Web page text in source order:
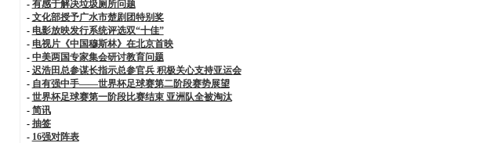
- 有感于解决垃圾厕所问题
- 文化部授予广水市楚剧团特别奖
- 电影放映发行系统评选双“十佳”
- 电视片《中国穆斯林》在北京首映
- 中美两国专家集会研讨教育问题
- 迟浩田总参谋长指示总参官兵 积极关心支持亚运会
- 自有强中手——世界杯足球赛第二阶段赛势展望
- 世界杯足球赛第一阶段比赛结束 亚洲队全被淘汰
- 简讯
- 抽签
- 16强对阵表